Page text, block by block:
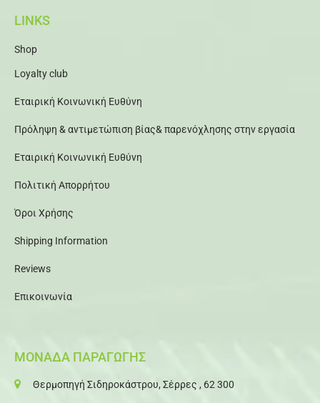
LINKS
Shop
Loyalty club
Εταιρική Κοινωνική Ευθύνη
Πρόληψη & αντιμετώπιση βίας& παρενόχλησης στην εργασία
Εταιρική Κοινωνική Ευθύνη
Πολιτική Απορρήτου
Όροι Χρήσης
Shipping Information
Reviews
Επικοινωνία
ΜΟΝΑΔΑ ΠΑΡΑΓΩΓΗΣ
Θερμοπηγή Σιδηροκάστρου, Σέρρες , 62 300